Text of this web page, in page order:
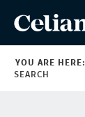
YOU ARE HERE:
SEARCH